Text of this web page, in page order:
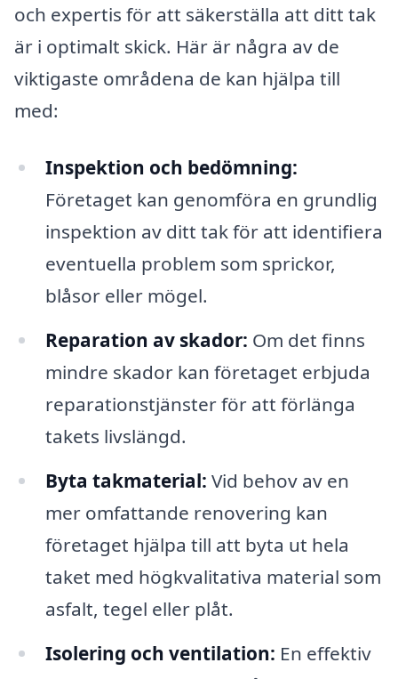
och expertis för att säkerställa att ditt tak
är i optimalt skick. Här är några av de
viktigaste områdena de kan hjälpa till
med:
Inspektion och bedömning:
Företaget kan genomföra en grundlig
inspektion av ditt tak för att identifiera
eventuella problem som sprickor,
blåsor eller mögel.
Reparation av skador: Om det finns
mindre skador kan företaget erbjuda
reparationstjänster för att förlänga
takets livslängd.
Byta takmaterial: Vid behov av en
mer omfattande renovering kan
företaget hjälpa till att byta ut hela
taket med högkvalitativa material som
asfalt, tegel eller plåt.
Isolering och ventilation: En effektiv